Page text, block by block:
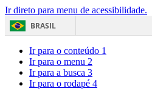
Ir direto para menu de acessibilidade.
BRASIL
Ir para o conteúdo 1
Ir para o menu 2
Ir para a busca 3
Ir para o rodapé 4